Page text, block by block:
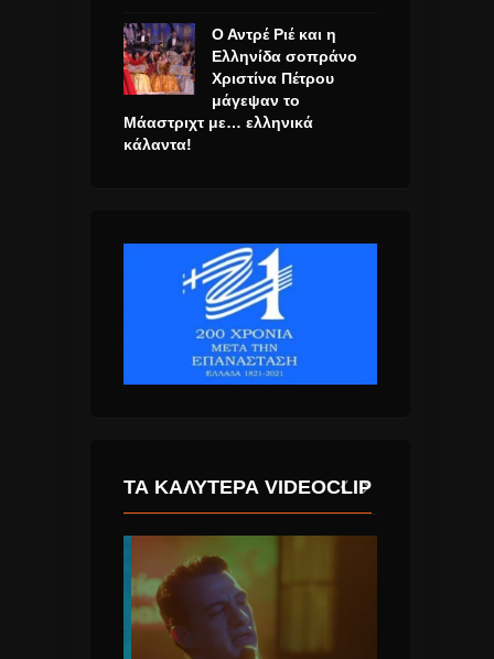
Ο Αντρέ Ριέ και η
Ελληνίδα σοπράνο
Χριστίνα Πέτρου
μάγεψαν το
Μάαστριχτ με… ελληνικά
κάλαντα!
ΤΑ ΚΑΛΎΤΕΡΑ VIDEOCLIP